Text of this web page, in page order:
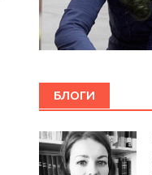
БЛОГИ